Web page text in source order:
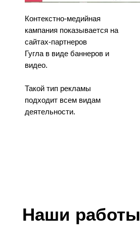
Контекстно-медийная
кампания показывается на
сайтах-партнеров
Гугла в виде баннеров и
видео.
Такой тип рекламы
подходит всем видам
деятельности.
Наши работы